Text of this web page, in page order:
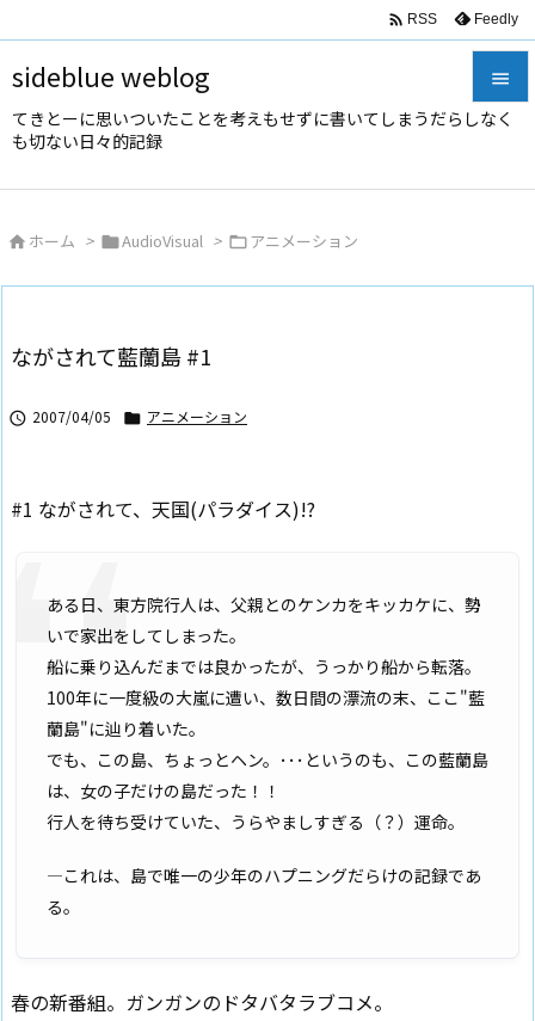
sideblue weblog
てきとーに思いついたことを考えもせずに書いてしまうだらしなく
も切ない日々的記録



 RSS Feedly
 ホーム > AudioVisual > アニメーション
ながされて藍蘭島 #1
 2007/04/05  アニメーション
#1 ながされて、天国(パラダイス)!?
ある日、東方院行人は、父親とのケンカをキッカケに、勢
いで家出をしてしまった。
船に乗り込んだまでは良かったが、うっかり船から転落。
100年に一度級の大嵐に遭い、数日間の漂流の末、ここ"藍
蘭島"に辿り着いた。
でも、この島、ちょっとヘン。･･･というのも、この藍蘭島
は、女の子だけの島だった！！
行人を待ち受けていた、うらやましすぎる（？）運命。
―これは、島で唯一の少年のハプニングだらけの記録であ
る。
春の新番組。ガンガンのドタバタラブコメ。